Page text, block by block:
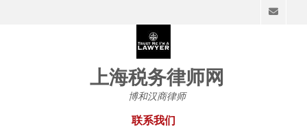
上海税务律师网
博和汉商律师
联系我们